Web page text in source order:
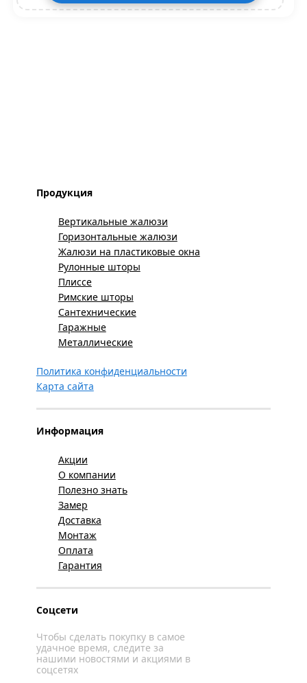
Продукция
Вертикальные жалюзи
Горизонтальные жалюзи
Жалюзи на пластиковые окна
Рулонные шторы
Плиссе
Римские шторы
Сантехнические
Гаражные
Металлические
Политика конфиденциальности
Карта сайта
Информация
Акции
О компании
Полезно знать
Замер
Доставка
Монтаж
Оплата
Гарантия
Соцсети
Чтобы сделать покупку в самое
удачное время, следите за
нашими новостями и акциями в
соцсетях